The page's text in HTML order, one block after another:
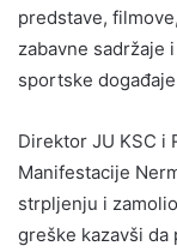
predstave,
zabavne sadržaje
sportske
Direktor JU KSC i
Manifestacije
strpljenju i
greške kazavši